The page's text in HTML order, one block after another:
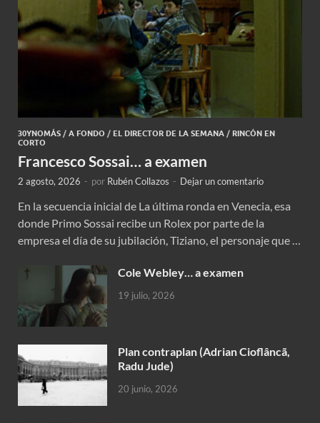
30YNOMÁS / A FONDO / EL DIRECTOR DE LA SEMANA / RINCÓN EN
CORTO
Francesco Sossai… a examen
2 agosto, 2026 - por Rubén Collazos - Dejar un comentario
En la secuencia inicial de La última ronda en Venecia, esa
donde Primo Sossai recibe un Rolex por parte de la
empresa el día de su jubilación, Tiziano, el personaje que …
Cole Webley… a examen
19 julio, 2026
Plan contraplan (Adrian Cioflâncã,
Radu Jude)
20 junio, 2026